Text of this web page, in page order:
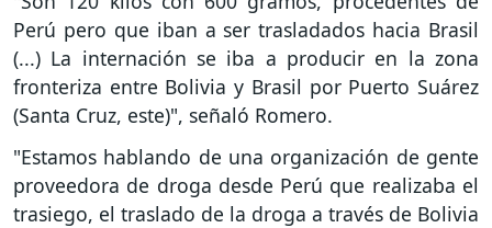
Perú pero que iban a ser trasladados hacia Brasil
(...) La internación se iba a producir en la zona
fronteriza entre Bolivia y Brasil por Puerto Suárez
(Santa Cruz, este)", señaló Romero.
"Estamos hablando de una organización de gente
proveedora de droga desde Perú que realizaba el
trasiego, el traslado de la droga a través de Bolivia